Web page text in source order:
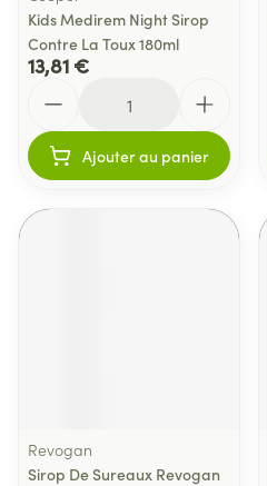
Kids Medirem Night Sirop
Contre La Toux 180ml
13,81 €
Ajouter au panier
Revogan
Sirop De Sureaux Revogan